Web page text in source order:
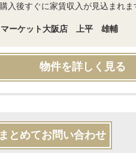
入後すぐに家賃収入が見込まれま
マーケット大阪店 上平 雄輔
物件を詳しく見る
まとめてお問い合わせ